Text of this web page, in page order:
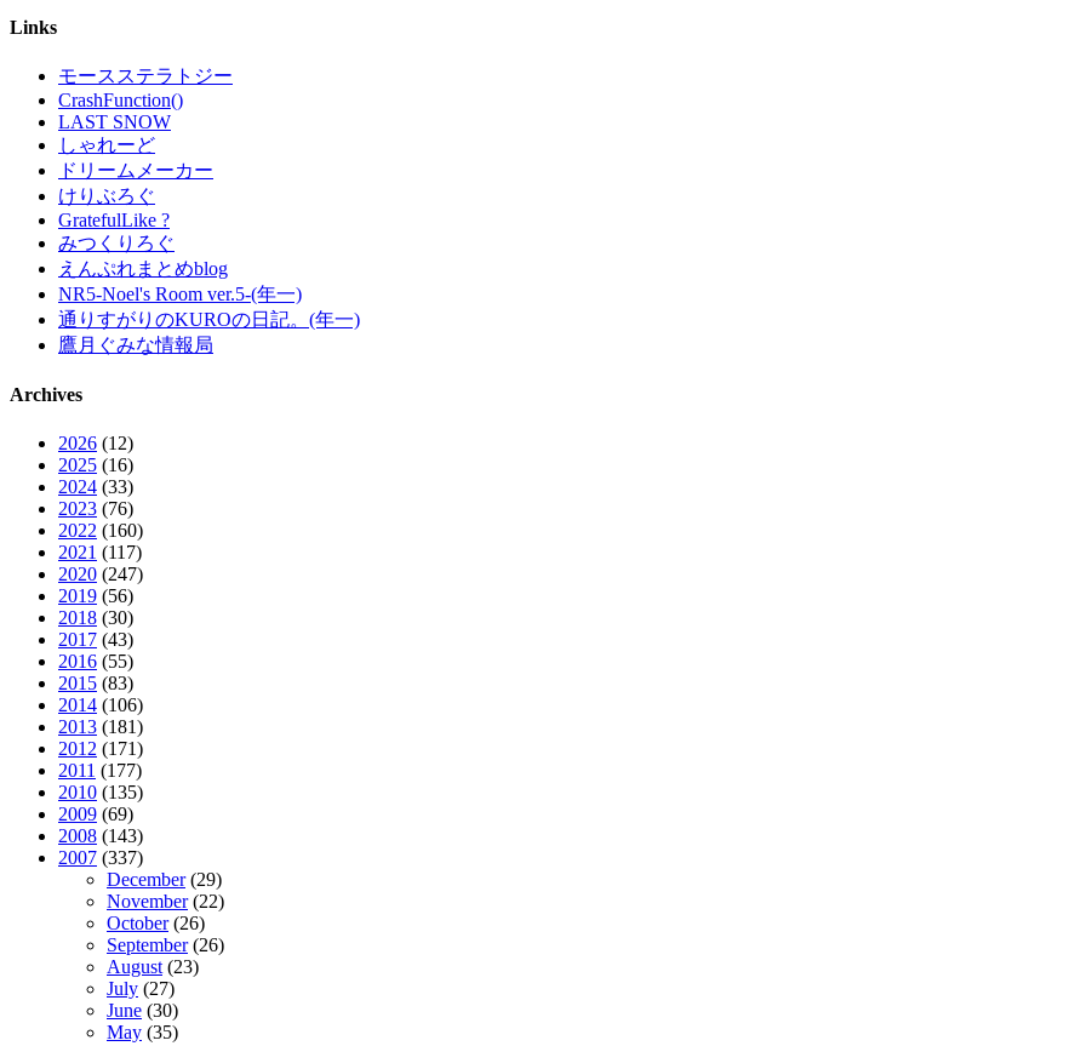
Links
モースステラトジー
CrashFunction()
LAST SNOW
しゃれーど
ドリームメーカー
けりぶろぐ
GratefulLike ?
みつくりろぐ
えんぷれまとめblog
NR5-Noel's Room ver.5-(年一)
通りすがりのKUROの日記。(年一)
鷹月ぐみな情報局
Archives
2026 (12)
2025 (16)
2024 (33)
2023 (76)
2022 (160)
2021 (117)
2020 (247)
2019 (56)
2018 (30)
2017 (43)
2016 (55)
2015 (83)
2014 (106)
2013 (181)
2012 (171)
2011 (177)
2010 (135)
2009 (69)
2008 (143)
2007 (337)
December(29)
November(22)
October(26)
September(26)
August (23)
July (27)
June (30)
May (35)